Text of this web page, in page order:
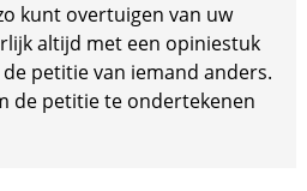
kunt overtuigen van uw
altijd met een opiniestuk
petitie van iemand anders.
de petitie te ondertekenen